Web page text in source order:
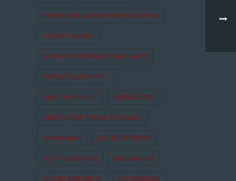
FRØKEN SMILLAS FORNEMMELSE FOR SNE
GODNAT ALBERT
GODNATHISTORIER TIL NABOLAGET
HESTESTOLESELSKABET
Hitler On The Roof HJERNEKASSEN
INDEN VI DØR SYNGER VI EN SANG
Jantedrengen JEG HEDDER BENTE
Jeg Vil Også Kysses Kussesumpen
LANDET SOM IKKE ER LOPPEMARKED